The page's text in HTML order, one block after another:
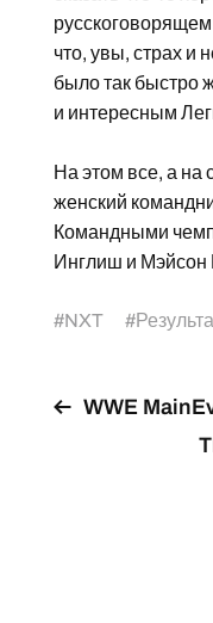
что, увы, страх и
было так быстро
и интересным
На этом все, а на
женский
Командными
Инглиш и Мэйсон
#NXT #
WWE